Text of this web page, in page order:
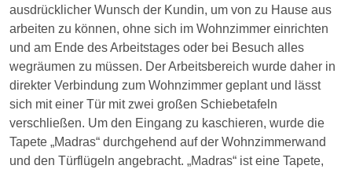
ausdrücklicher Wunsch der Kundin, um von zu Hause aus
arbeiten zu können, ohne sich im Wohnzimmer einrichten
und am Ende des Arbeitstages oder bei Besuch alles
wegräumen zu müssen. Der Arbeitsbereich wurde daher in
direkter Verbindung zum Wohnzimmer geplant und lässt
sich mit einer Tür mit zwei großen Schiebetafeln
verschließen. Um den Eingang zu kaschieren, wurde die
Tapete „Madras“ durchgehend auf der Wohnzimmerwand
und den Türflügeln angebracht. „Madras“ ist eine Tapete,